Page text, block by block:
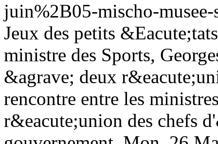
juin%2B05-mischo-
Jeux des petits
ministre des Sports,
&agrave; deux
rencontre entre les
r&eacute;union des chefs